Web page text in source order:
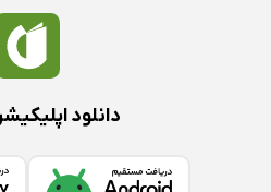
دانلود